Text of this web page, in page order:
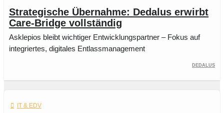
Strategische Übernahme: Dedalus erwirbt
Care-Bridge vollständig
Asklepios bleibt wichtiger Entwicklungspartner – Fokus auf
integriertes, digitales Entlassmanagement
Dedalus
IT & EDV